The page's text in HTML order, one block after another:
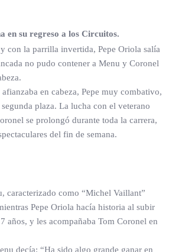
en su regreso a los Circuitos.
con la parrilla invertida, Pepe Oriola salía
no pudo contener a Menu y Coronel
en cabeza, Pepe muy combativo,
plaza. La lucha con el veterano
se prolongó durante toda la carrera,
del fin de semana.
caracterizado como “Michel Vaillant”
Pepe Oriola hacía historia al subir
años, y les acompañaba Tom Coronel en
decía: “Ha sido algo grande ganar en